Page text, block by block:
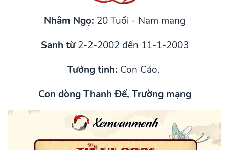
Nhâm Ngọ: 20 Tuổi - Nam mạng
Sanh từ2-2-2002 đến 11-1-2003
Tướng tinh: Con Cáo.
Con dòng Thanh Đế, Trường mạng